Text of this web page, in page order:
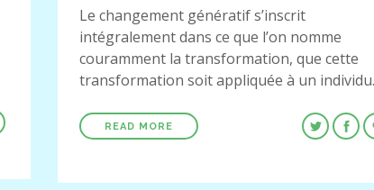
Le changement génératif s’inscrit
intégralement dans ce que l’on nomme
couramment la transformation, que cette
transformation soit appliquée à un
READ MORE